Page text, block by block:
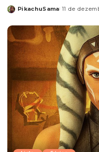
Posted
PikachuSama 11 de